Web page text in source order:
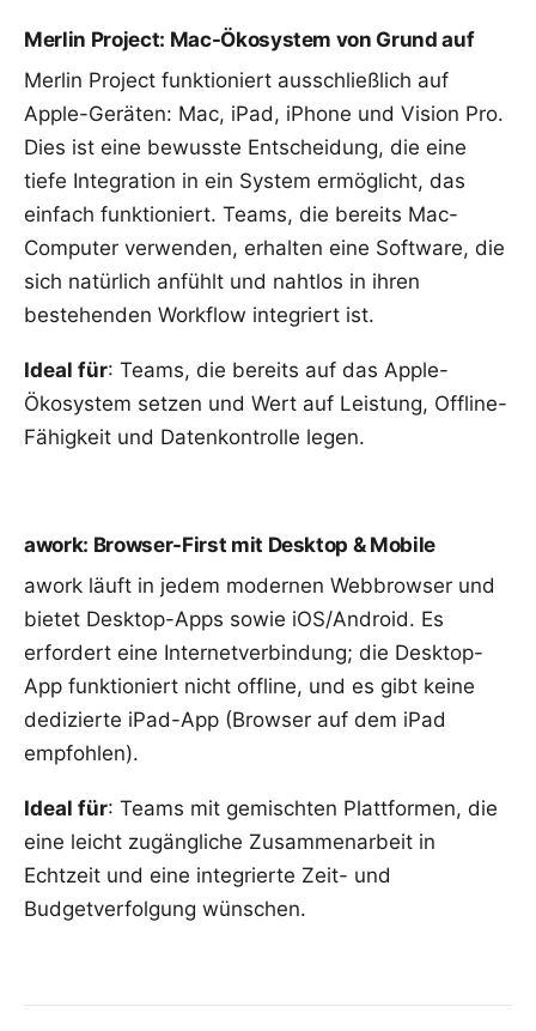
Merlin Project: Mac-Ökosystem von Grund auf
Merlin Project funktioniert ausschließlich auf
Apple-Geräten: Mac, iPad, iPhone und Vision Pro.
Dies ist eine bewusste Entscheidung, die eine
tiefe Integration in ein System ermöglicht, das
einfach funktioniert. Teams, die bereits Mac-
Computer verwenden, erhalten eine Software, die
sich natürlich anfühlt und nahtlos in ihren
bestehenden Workflow integriert ist.
Ideal für: Teams, die bereits auf das Apple-
Ökosystem setzen und Wert auf Leistung, Offline-
Fähigkeit und Datenkontrolle legen.
awork: Browser-First mit Desktop & Mobile
awork läuft in jedem modernen Webbrowser und
bietet Desktop-Apps sowie iOS/Android. Es
erfordert eine Internetverbindung; die Desktop-
App funktioniert nicht offline, und es gibt keine
dedizierte iPad-App (Browser auf dem iPad
empfohlen).
Ideal für: Teams mit gemischten Plattformen, die
eine leicht zugängliche Zusammenarbeit in
Echtzeit und eine integrierte Zeit- und
Budgetverfolgung wünschen.